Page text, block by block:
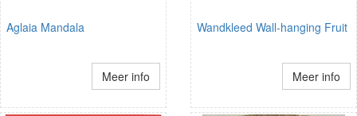
Aglaia Mandala
Meer info
Wandkleed Wall-hanging Fruit
Meer info